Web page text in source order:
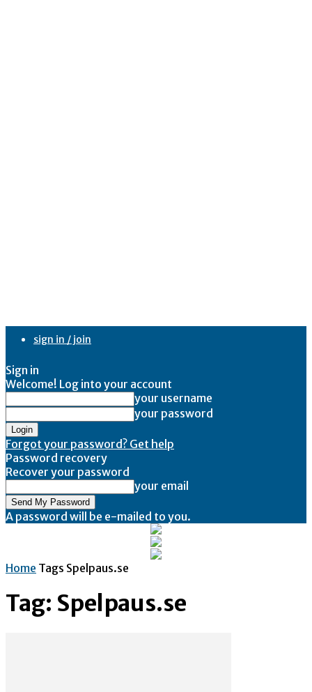
sign in / join
Sign in
Welcome! Log into your account
your username
your password
Forgot your password? Get help
Password recovery
Recover your password
your email
A password will be e-mailed to you.
Home Tags Spelpaus.se
Tag: Spelpaus.se